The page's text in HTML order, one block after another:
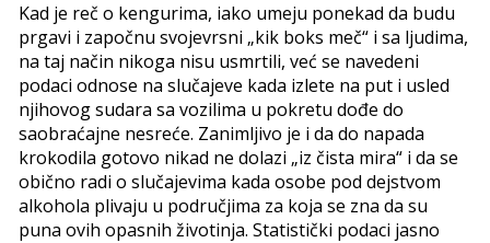
Kad je reč o kengurima, iako umeju ponekad da budu
prgavi i započnu svojevrsni „kik boks meč“ i sa ljudima,
na taj način nikoga nisu usmrtili, već se navedeni
podaci odnose na slučajeve kada izlete na put i usled
njihovog sudara sa vozilima u pokretu dođe do
saobraćajne nesreće. Zanimljivo je i da do napada
krokodila gotovo nikad ne dolazi „iz čista mira“ i da se
obično radi o slučajevima kada osobe pod dejstvom
alkohola plivaju u područjima za koja se zna da su
puna ovih opasnih životinja. Statistički podaci jasno